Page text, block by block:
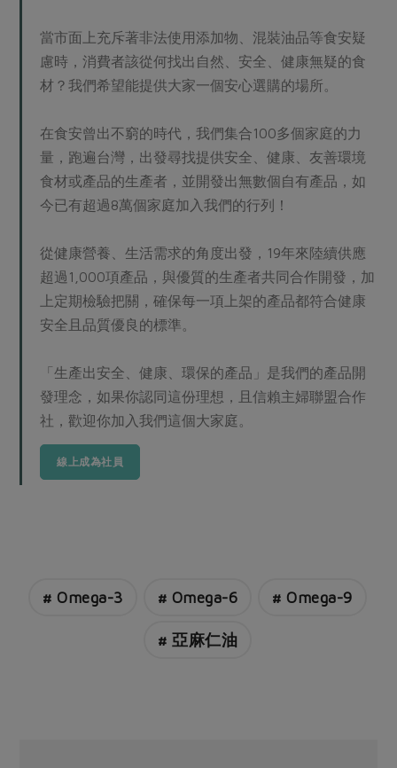
當市面上充斥著非法使用添加物、混裝油品等食安疑
慮時，消費者該從何找出自然、安全、健康無疑的食
材？我們希望能提供大家一個安心選購的場所。
在食安曾出不窮的時代，我們集合100多個家庭的力
量，跑遍台灣，出發尋找提供安全、健康、友善環境
食材或產品的生產者，並開發出無數個自有產品，如
今已有超過8萬個家庭加入我們的行列！
從健康營養、生活需求的角度出發，19年來陸續供應
超過1,000項產品，與優質的生產者共同合作開發，加
上定期檢驗把關，確保每一項上架的產品都符合健康
安全且品質優良的標準。
「生產出安全、健康、環保的產品」是我們的產品開
發理念，如果你認同這份理想，且信賴主婦聯盟合作
社，歡迎你加入我們這個大家庭。
線上成為社員
# Omega-3 # Omega-6 # Omega-9
# 亞麻仁油